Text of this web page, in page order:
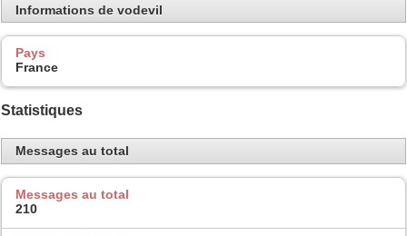
Informations de vodevil
Pays
France
Statistiques
Messages au total
Messages au total
210